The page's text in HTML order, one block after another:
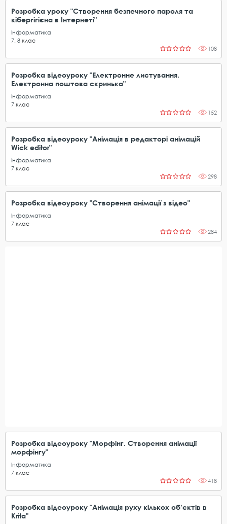
Розробка уроку "Створення безпечного пароля та
кібергігієна в Інтернеті"
Інформатика
7 8 клас
108
Розробка відеоуроку "Електронне листування.
Електронна поштова скринька"
Інформатика
7 клас
152
Розробка відеоуроку "Анімація в редакторі анімацій
Wick editor"
Інформатика
7 клас
298
Розробка відеоуроку "Створення анімації з відео"
Інформатика
7 клас
284
Розробка відеоуроку "Морфінг. Створення анімації
морфінгу"
Інформатика
7 клас
418
Розробка відеоуроку "Анімація руху кількох об’єктів в
Кrita"